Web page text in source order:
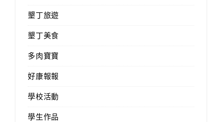
墾丁旅遊
墾丁美食
多肉寶寶
好康報報
學校活動
學生作品